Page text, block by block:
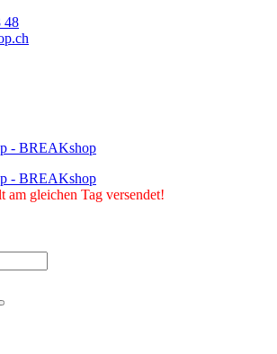
48
am gleichen Tag versendet!